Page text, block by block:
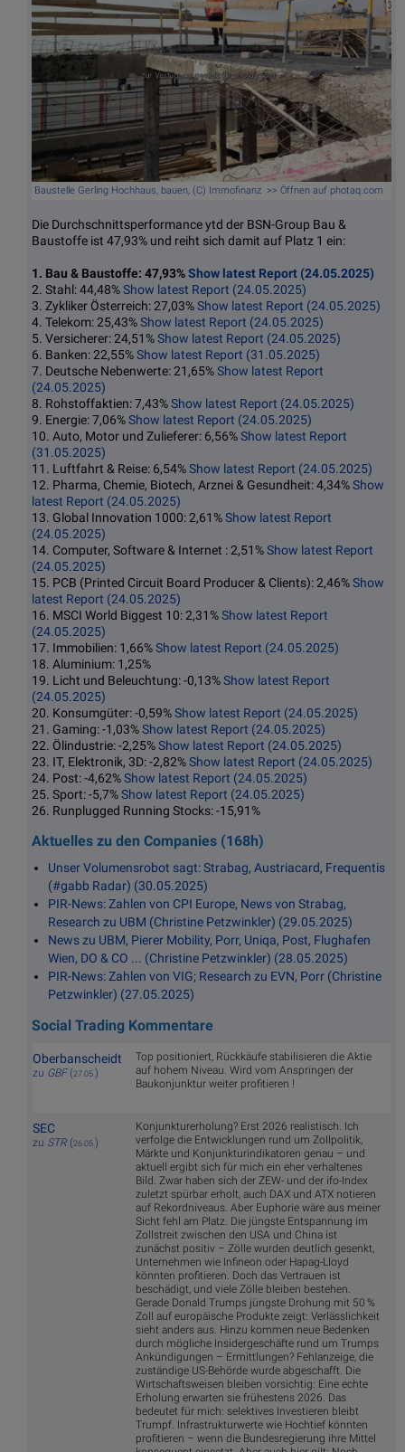
Baustelle Gerling Hochhaus, bauen, (C) Immofinanz >> Öffnen auf photaq.com
Die Durchschnittsperformance ytd der BSN-Group Bau &
Baustoffe ist 47,93% und reiht sich damit auf Platz 1 ein:
1. Bau & Baustoffe: 47,93%Show latest Report (24.05.2025)
2. Stahl: 44,48%Show latest Report (24.05.2025)
3. Zykliker Österreich: 27,03%Show latest Report (24.05.2025)
4. Telekom: 25,43%Show latest Report (24.05.2025)
5. Versicherer: 24,51%Show latest Report (24.05.2025)
6. Banken: 22,55%Show latest Report (31.05.2025)
7. Deutsche Nebenwerte: 21,65%Show latest Report
(24.05.2025)
8. Rohstoffaktien: 7,43%Show latest Report (24.05.2025)
9. Energie: 7,06%Show latest Report (24.05.2025)
10. Auto, Motor und Zulieferer: 6,56%Show latest Report
(31.05.2025)
11. Luftfahrt & Reise: 6,54%Show latest Report (24.05.2025)
12. Pharma, Chemie, Biotech, Arznei & Gesundheit: 4,34%Show
latest Report (24.05.2025)
13. Global Innovation 1000: 2,61%Show latest Report
(24.05.2025)
14. Computer, Software & Internet : 2,51%Show latest Report
(24.05.2025)
15. PCB (Printed Circuit Board Producer & Clients): 2,46%Show
latest Report (24.05.2025)
16. MSCI World Biggest 10: 2,31%Show latest Report
(24.05.2025)
17. Immobilien: 1,66%Show latest Report (24.05.2025)
18. Aluminium: 1,25%
19. Licht und Beleuchtung: -0,13%Show latest Report
(24.05.2025)
20. Konsumgüter: -0,59%Show latest Report (24.05.2025)
21. Gaming: -1,03%Show latest Report (24.05.2025)
22. Ölindustrie: -2,25%Show latest Report (24.05.2025)
23. IT, Elektronik, 3D: -2,82%Show latest Report (24.05.2025)
24. Post: -4,62%Show latest Report (24.05.2025)
25. Sport: -5,7%Show latest Report (24.05.2025)
26. Runplugged Running Stocks: -15,91%
Aktuelles zu den Companies (168h)
Unser Volumensrobot sagt: Strabag, Austriacard, Frequentis
(#gabb Radar) (30.05.2025)
PIR-News: Zahlen von CPI Europe, News von Strabag,
Research zu UBM (Christine Petzwinkler) (29.05.2025)
News zu UBM, Pierer Mobility, Porr, Uniqa, Post, Flughafen
Wien, DO & CO ... (Christine Petzwinkler) (28.05.2025)
PIR-News: Zahlen von VIG; Research zu EVN, Porr (Christine
Petzwinkler) (27.05.2025)
Social Trading Kommentare
Oberbanscheidt
zu GBF(27.05.)
Top positioniert, Rückkäufe stabilisieren die Aktie
auf hohem Niveau. Wird vom Anspringen der
Baukonjunktur weiter profitieren !
SEC
zu STR(26.05.)
Konjunkturerholung? Erst 2026 realistisch. Ich
verfolge die Entwicklungen rund um Zollpolitik,
Märkte und Konjunkturindikatoren genau – und
aktuell ergibt sich für mich ein eher verhaltenes
Bild. Zwar haben sich der ZEW- und der ifo-Index
zuletzt spürbar erholt, auch DAX und ATX notieren
auf Rekordniveaus. Aber Euphorie wäre aus meiner
Sicht fehl am Platz. Die jüngste Entspannung im
Zollstreit zwischen den USA und China ist
zunächst positiv – Zölle wurden deutlich gesenkt,
Unternehmen wie Infineon oder Hapag-Lloyd
könnten profitieren. Doch das Vertrauen ist
beschädigt, und viele Zölle bleiben bestehen.
Gerade Donald Trumps jüngste Drohung mit 50 %
Zoll auf europäische Produkte zeigt: Verlässlichkeit
sieht anders aus. Hinzu kommen neue Bedenken
durch mögliche Insidergeschäfte rund um Trumps
Ankündigungen – Ermittlungen? Fehlanzeige, die
zuständige US-Behörde wurde abgeschafft. Die
Wirtschaftsweisen bleiben vorsichtig: Eine echte
Erholung erwarten sie frühestens 2026. Das
bedeutet für mich: selektives Investieren bleibt
Trumpf. Infrastrukturwerte wie Hochtief könnten
profitieren – wenn die Bundesregierung ihre Mittel